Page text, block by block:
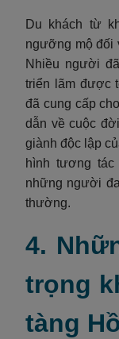
Du khách từ
ngưỡng mộ đối
Nhiều người
triển lãm được
đã cung cấp
dẫn về cuộc
giành độc lập
hình tương
những người
thường.
4.
trọng
tàng